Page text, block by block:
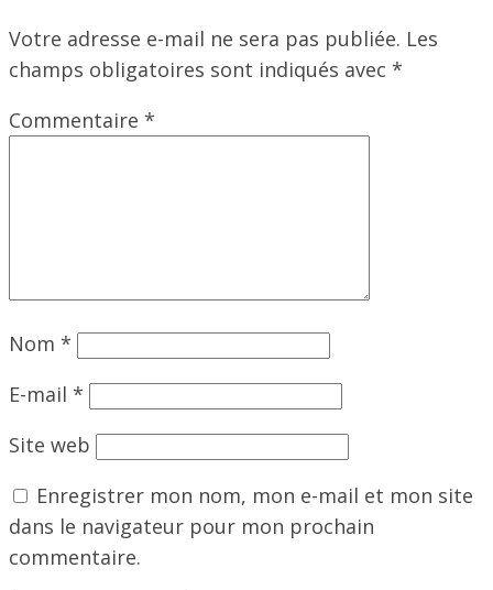
Votre adresse e-mail ne sera pas publiée. Les
champs obligatoires sont indiqués avec *
Commentaire *
Nom *
E-mail *
Site web
Enregistrer mon nom, mon e-mail et mon site
dans le navigateur pour mon prochain
commentaire.